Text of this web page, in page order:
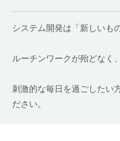
システム開発は「新しいも
ルーチンワークが殆どなく
刺激的な毎日を過ごしたい
ださい。